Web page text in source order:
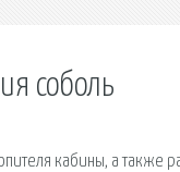
соболь
кабины, а также